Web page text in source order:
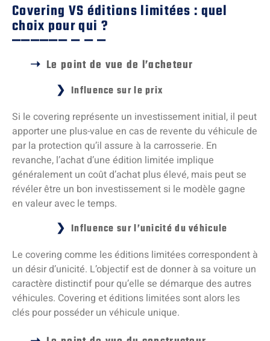
Covering VS éditions limitées : quel
choix pour qui ?
Le point de vue de l’acheteur
Influence sur le prix
Si le covering représente un investissement initial, il peut
apporter une plus-value en cas de revente du véhicule de
par la protection qu’il assure à la carrosserie. En
revanche, l’achat d’une édition limitée implique
généralement un coût d’achat plus élevé, mais peut se
révéler être un bon investissement si le modèle gagne
en valeur avec le temps.
Influence sur l’unicité du véhicule
Le covering comme les éditions limitées correspondent à
un désir d’unicité. L’objectif est de donner à sa voiture un
caractère distinctif pour qu’elle se démarque des autres
véhicules. Covering et éditions limitées sont alors les
clés pour posséder un véhicule unique.